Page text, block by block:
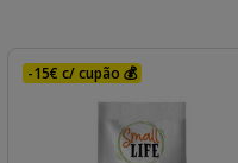
-15€ c/ cupão 💰